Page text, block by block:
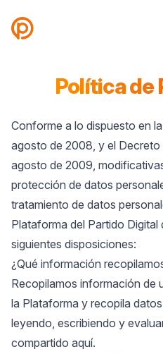
Partido Digital
Política de
Conforme a lo dispuesto en
agosto de 2008, y el
agosto de 2009,
protección de datos
tratamiento de datos
Plataforma del Partido Digital
siguientes disposiciones:
¿Qué información
Recopilamos información de
la Plataforma y recopila
leyendo, escribiendo y
compartido aquí.